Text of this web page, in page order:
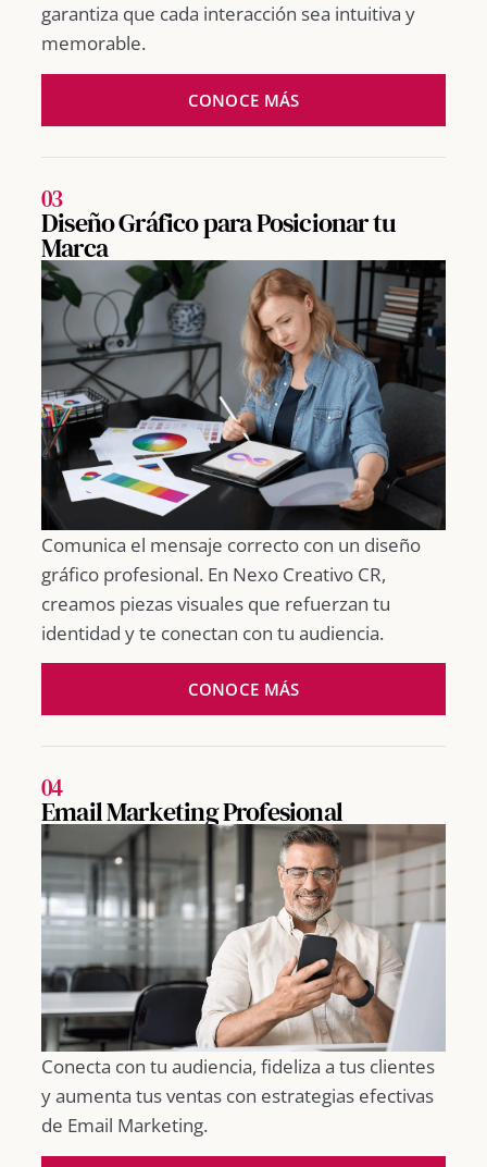
garantiza que cada interacción sea intuitiva y
memorable.
CONOCE MÁS
03
Diseño Gráfico para Posicionar tu
Marca
Comunica el mensaje correcto con un diseño
gráfico profesional. En Nexo Creativo CR,
creamos piezas visuales que refuerzan tu
identidad y te conectan con tu audiencia.
CONOCE MÁS
04
Email Marketing Profesional
Conecta con tu audiencia, fideliza a tus clientes
y aumenta tus ventas con estrategias efectivas
de Email Marketing.